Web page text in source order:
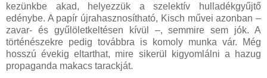
kezünkbe akad, helyezzük a szelektív hulladékgyűjtő
edénybe. A papír újrahasznosítható, Kisch művei azonban –
zavar- és gyűlöletkeltésen kívül –, semmire sem jók. A
történészekre pedig továbbra is komoly munka vár. Még
hosszú évekig eltarthat, mire sikerül kigyomlálni a hazug
propaganda makacs tarackját.